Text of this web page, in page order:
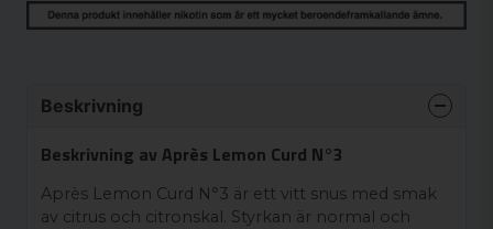
Beskrivning
Beskrivning av Après Lemon Curd N°3
Après Lemon Curd N°3 är ett vitt snus med smak
av citrus och citronskal. Styrkan är normal och